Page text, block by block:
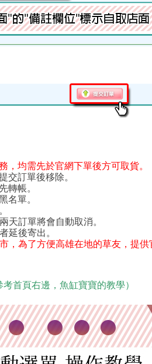
，均需先於官網下單後方可取貨。
交訂單後移除。
轉帳。
名單。
天訂單將會自動取消。
延後寄出。
，為了方便高雄在地的草友 ，提
考首頁右邊，魚缸寶寶的教學）